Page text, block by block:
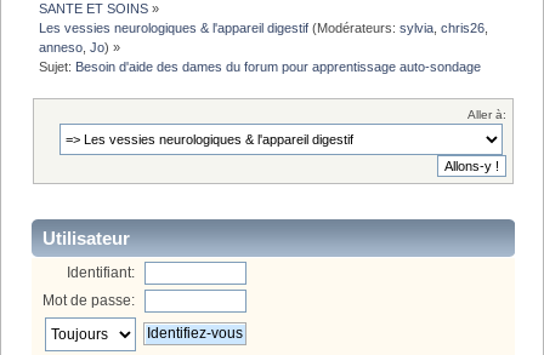
SANTE ET SOINS »
Les vessies neurologiques & l'appareil digestif (Modérateurs:sylvia ,chris26
anneso ,Jo) »
Sujet: Besoin d'aide des dames du forum pour apprentissage auto-sondage
Aller à:
Utilisateur
Identifiant:
Mot de passe: